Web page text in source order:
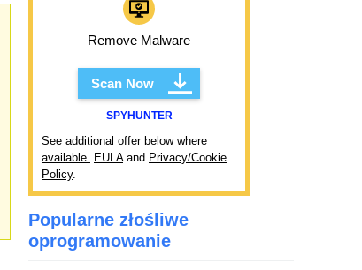
Remove Malware
Scan Now
SPYHUNTER
See additional offer below where
available. EULAand Privacy/Cookie
Policy.
Popularne złośliwe
oprogramowanie